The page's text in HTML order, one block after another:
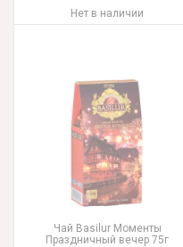
Нет в наличии
Чай Basilur Моменты
Праздничный вечер 75г